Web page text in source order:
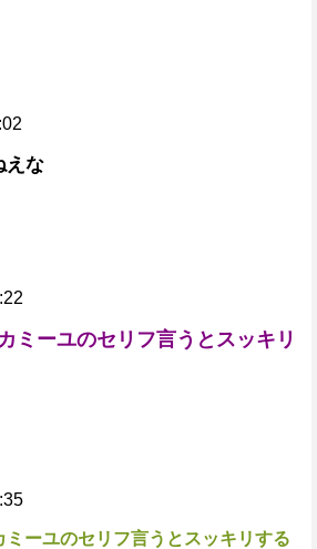
えな
ミーユのセリフ言うとスッキリ
ーユのセリフ言うとスッキリする